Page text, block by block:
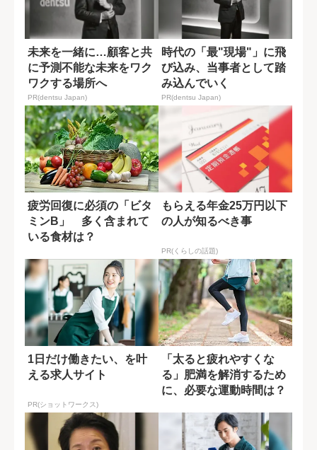
未来を一緒に…顧客と共
に予測不能な未来をワク
ワクする場所へ
PR(dentsu Japan)
時代の「最"現場"」に飛
び込み、当事者として踏
み込んでいく
PR(dentsu Japan)
疲労回復に必須の「ビタ
ミンB」 多く含まれて
いる食材は？
もらえる年金25万円以下
の人が知るべき事
PR(くらしの話題)
1日だけ働きたい、を叶
える求人サイト
PR(ショットワークス)
「太ると疲れやすくな
る」肥満を解消するため
に、必要な運動時間は？